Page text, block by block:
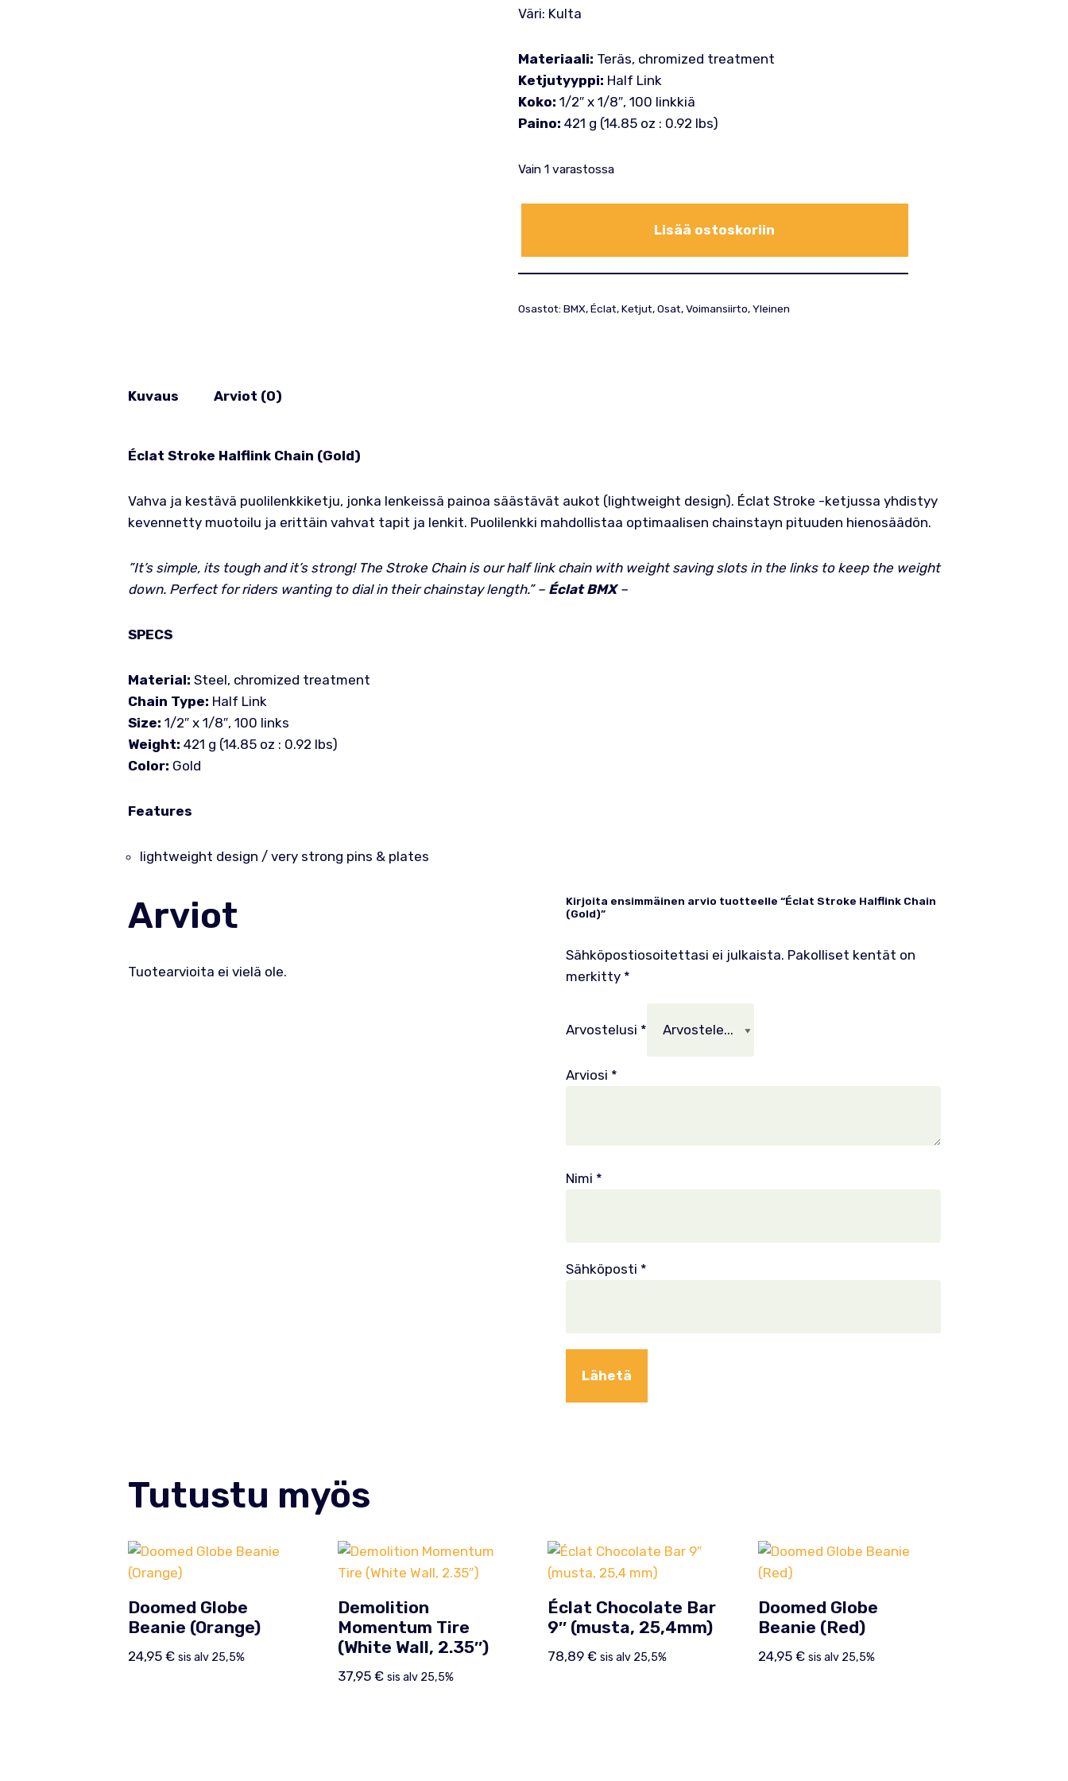
Väri: Kulta
Materiaali: Teräs, chromized treatment
Ketjutyyppi: Half Link
Koko: 1/2″ x 1/8″, 100 linkkiä
Paino: 421 g (14.85 oz : 0.92 lbs)
Vain 1 varastossa
Lisää ostoskoriin
Osastot: BMX,Éclat,Ketjut,Osat,Voimansiirto,Yleinen
Kuvaus Arviot (0)
Éclat Stroke Halflink Chain (Gold)
Vahva ja kestävä puolilenkkiketju, jonka lenkeissä painoa säästävät aukot (lightweight design). Éclat Stroke -ketjussa yhdistyy
kevennetty muotoilu ja erittäin vahvat tapit ja lenkit. Puolilenkki mahdollistaa optimaalisen chainstayn pituuden hienosäädön.
”It’s simple, its tough and it’s strong! The Stroke Chain is our half link chain with weight saving slots in the links to keep the weight
down. Perfect for riders wanting to dial in their chainstay length.” – Éclat BMX–
SPECS
Material: Steel, chromized treatment
Chain Type: Half Link
Size: 1/2″ x 1/8″, 100 links
Weight: 421 g (14.85 oz : 0.92 lbs)
Color: Gold
Features
lightweight design / very strong pins & plates
Arviot
Tuotearvioita ei vielä ole.
Kirjoita ensimmäinen arvio tuotteelle “Éclat Stroke Halflink Chain
(Gold)”
Sähköpostiosoitettasi ei julkaista. Pakolliset kentät on
merkitty *
Arvostelusi *
Arviosi *
Nimi *
Sähköposti *
Tutustu myös
Doomed Globe
Beanie (Orange)
24,95 € sis alv 25,5%
Demolition
Momentum Tire
(White Wall, 2.35″)
37,95 € sis alv 25,5%
Éclat Chocolate Bar
9″ (musta, 25,4mm)
78,89€ sis alv 25,5%
Doomed Globe
Beanie (Red)
24,95 € sis alv 25,5%